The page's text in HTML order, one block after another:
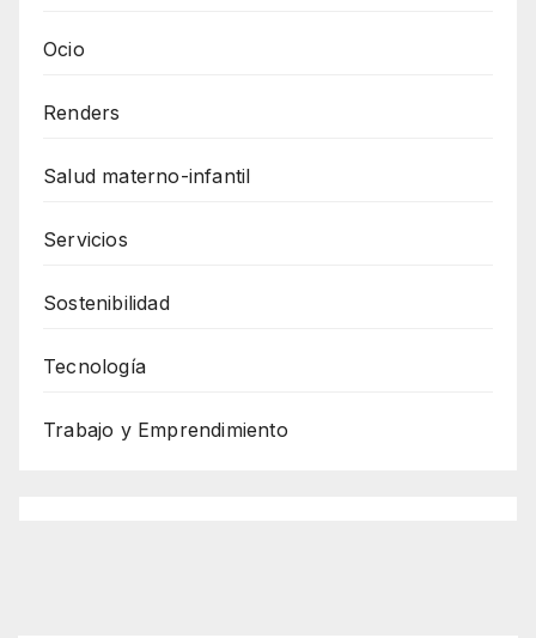
Ocio
Renders
Salud materno-infantil
Servicios
Sostenibilidad
Tecnología
Trabajo y Emprendimiento